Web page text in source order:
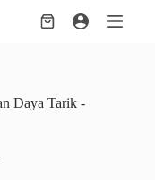
Shopping
Daya Tarik -